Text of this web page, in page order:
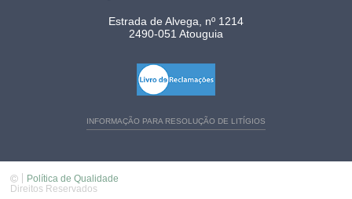
Estrada de Alvega, nº 1214
2490-051 Atouguia
INFORMAÇÃO PARA RESOLUÇÃO DE LITÍGIOS
Política de Qualidade
Direitos Reservados